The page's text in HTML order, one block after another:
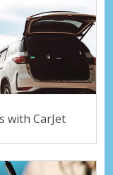
with CarJet